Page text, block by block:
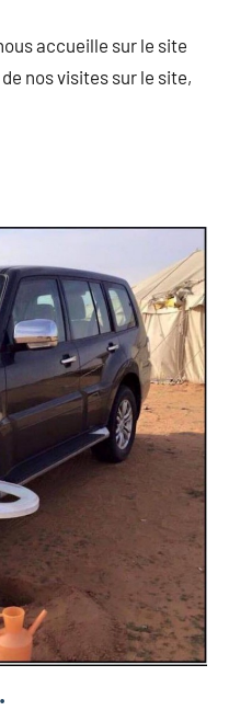
accueille sur le site
nos visites sur le site,